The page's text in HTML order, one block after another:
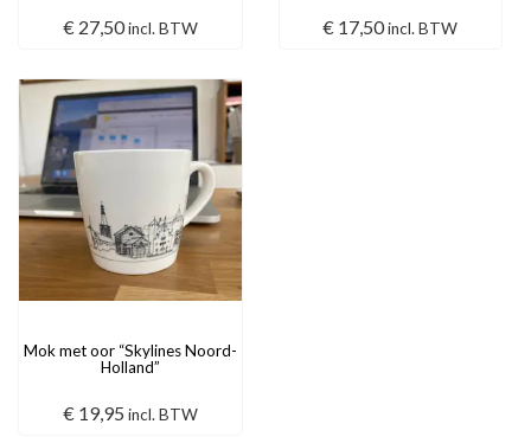
€ 27,50 incl. BTW € 17,50incl. BTW
Mok met oor “Skylines Noord-
Holland”
€19,95 incl. BTW